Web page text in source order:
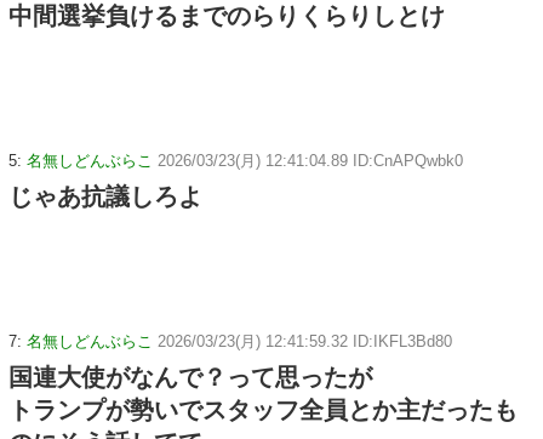
中間選挙負けるまでのらりくらりしとけ
5: 名無しどんぶらこ 2026/03/23(月) 12:41:04.89 ID:CnAPQwbk0
じゃあ抗議しろよ
7: 名無しどんぶらこ 2026/03/23(月) 12:41:59.32 ID:IKFL3Bd80
国連大使がなんで？って思ったが
トランプが勢いでスタッフ全員とか主だったも